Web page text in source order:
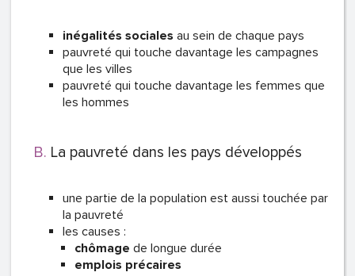
inégalités sociales au sein de chaque pays
pauvreté qui touche davantage les campagnes
que les villes
pauvreté qui touche davantage les femmes que
les hommes
La pauvreté dans les pays développés
une partie de la population est aussi touchée par
la pauvreté
les causes :
chômage de longue durée
emplois précaires